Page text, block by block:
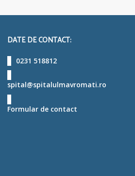
DATE DE CONTACT:
0231 518812
spital@spitalulmavromati.ro
Formular de contact